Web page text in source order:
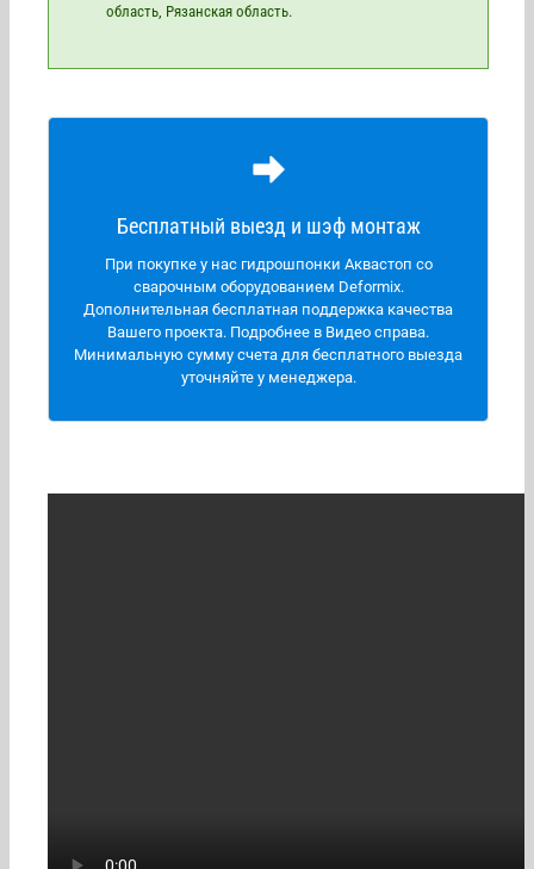
область, Рязанская область.
Бесплатный выезд и шэф монтаж
При покупке у нас гидрошпонки Аквастоп со
сварочным оборудованием Deformix.
Дополнительная бесплатная поддержка качества
Вашего проекта. Подробнее в Видео справа.
Минимальную сумму счета для бесплатного выезда
уточняйте у менеджера.
Регионы для выезда:
Города и области: Москва, Санкт- Петербург,
Краснодар, Крым, Донецк, Луганск, Херсон,
Запорожская область, Мариуполь, Астрахань,
Волгоград, Кавказ.
В общем, вся центральная часть России, Кавказ,
Южные регионы и новые регионы.